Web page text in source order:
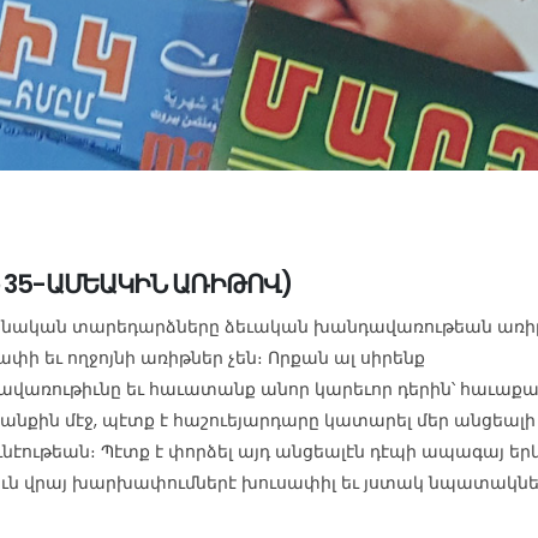
ԱՄԵԱԿԻՆ ԱՌԻԹՈՎ)
տարեդարձները ձեւական խանդավառութեան
եւ ողջոյնի առիթներ չեն։ Որքան ալ սիրենք
եւ հաւատանք անոր կարեւոր դերին՝
մէջ, պէտք է հաշուեյարդարը կատարել մեր անցեալի
Պէտք է փորձել այդ անցեալէն դէպի ապագայ
վրայ խարխափումներէ խուսափիլ եւ յստակ